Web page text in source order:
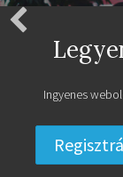
Ingyenes